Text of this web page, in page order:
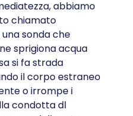
abbiamo
chiamato
sonda che
sprigiona acqua
si fa strada
il corpo estraneo
o irrompe i
condotta dl